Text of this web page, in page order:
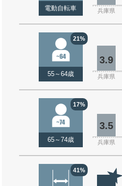
電動自転車 兵庫県
21%
55～64歳
3.9
兵庫県
17%
65～74歳
3.5
兵庫県
41%